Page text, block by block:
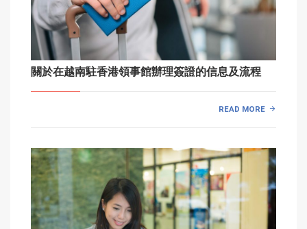
關於在越南駐香港領事館辦理簽證的信息及流程
READ MORE